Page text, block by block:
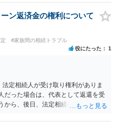
人に加えて「おじ又はおば」にも
ン返済金の権利について
#家族間の相続トラブル
役にたった 1
定相続人が受け取り権利がありま
だった場合は、代表として返還を受
から、後日、法定相続分に基づいて